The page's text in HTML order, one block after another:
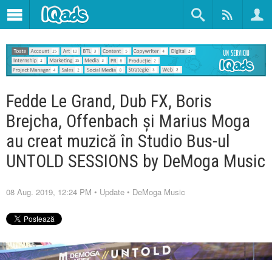
Fedde Le Grand, Dub FX, Boris
Brejcha, Offenbach și Marius Moga
au creat muzică în Studio Bus-ul
UNTOLD SESSIONS by DeMoga Music
08 Aug. 2019, 12:24 PM • Update • DeMoga Music